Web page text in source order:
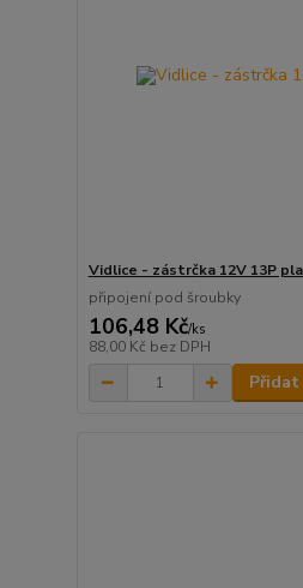
Vidlice - zástrčka 12V 13P
připojení pod šroubky
106,48 Kč/ks
88,00 Kč bez DPH